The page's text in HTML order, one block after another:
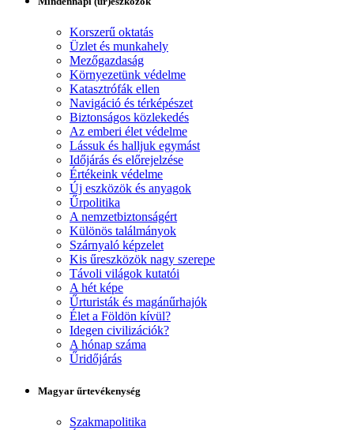
Korszerű oktatás
Üzlet és munkahely
Mezőgazdaság
Környezetünk védelme
Katasztrófák ellen
Navigáció és térképészet
Biztonságos közlekedés
Az emberi élet védelme
Lássuk és halljuk egymást
Időjárás és előrejelzése
Értékeink védelme
Új eszközök és anyagok
Űrpolitika
A nemzetbiztonságért
Különös találmányok
Szárnyaló képzelet
Kis űreszközök nagy szerepe
Távoli világok kutatói
A hét képe
Űrturisták és magánűrhajók
Élet a Földön kívül?
Idegen civilizációk?
A hónap száma
Űridőjárás
Magyar űrtevékenység
Szakmapolitika